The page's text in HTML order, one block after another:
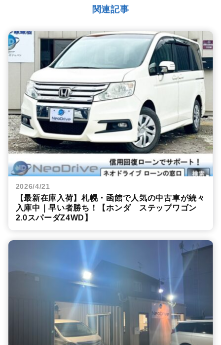
関連記事
2026/4/21
【最新在庫入荷】札幌・函館で人気の中古車が続々
入庫中｜早い者勝ち！【ホンダ ステップワゴン
2.0スパーダZ4WD】